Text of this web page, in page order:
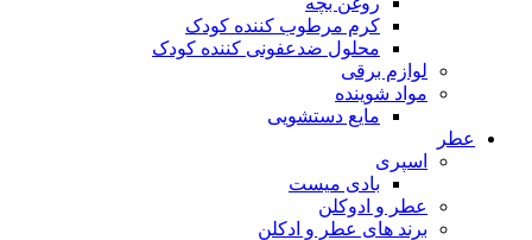
کرم مرطوب کننده کودک
محلول ضدعفونی کننده کودک
لوازم برقی
مواد شوینده
مایع دستشویی
اسپری
بادی میست
عطر و ادوکلن
برند های عطر و ادکلن